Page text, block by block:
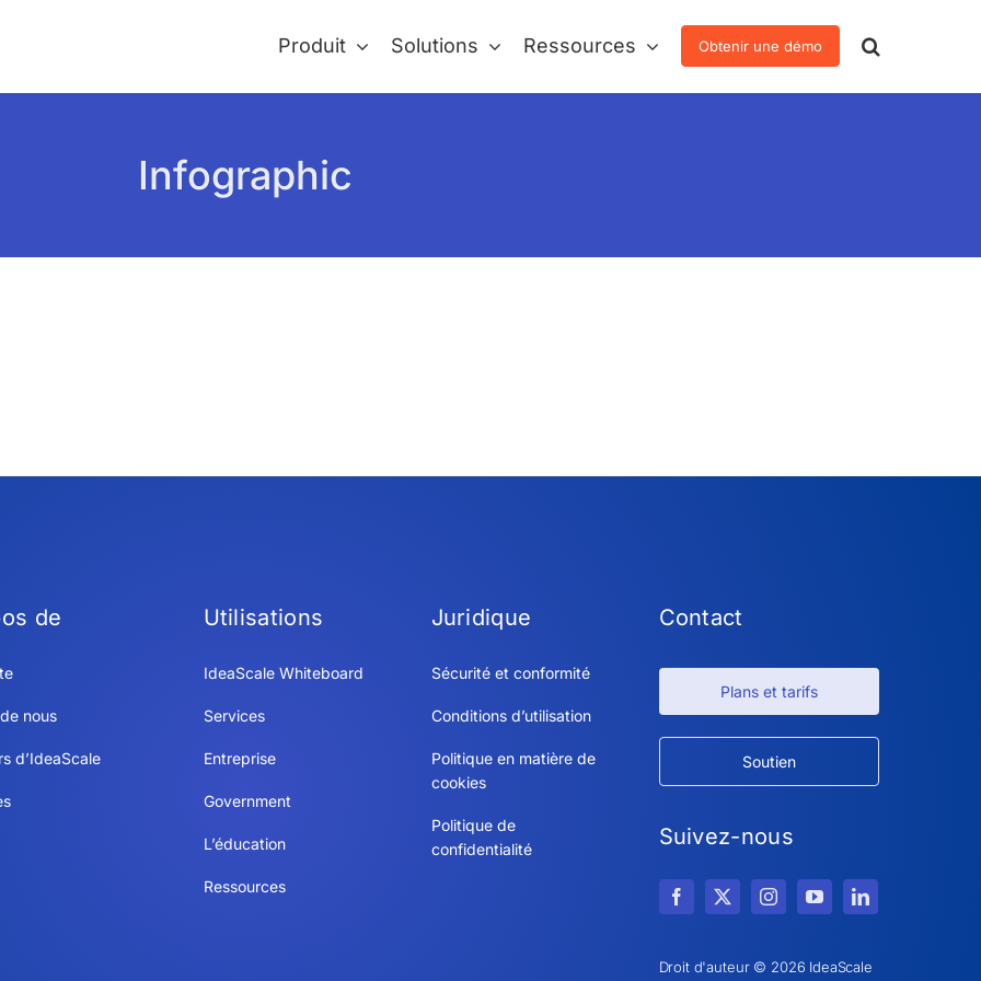
Produit Solutions Ressources Obtenir une démo
Infographic
de
nous
d’IdeaScale
Utilisations
IdeaScale Whiteboard
Services
Entreprise
Government
L’éducation
Ressources
Juridique
Sécurité et conformité
Conditions d’utilisation
Politique en matière de
cookies
Politique de
confidentialité
Contact
Plans et tarifs
Soutien
Suivez-nous
Droit d'auteur © 2026 IdeaScale